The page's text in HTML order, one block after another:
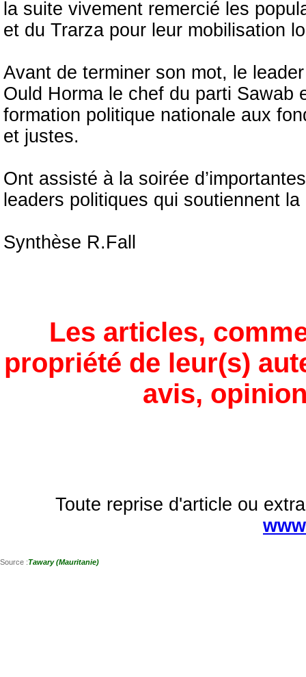
la suite vivement remercié les
et du Trarza pour leur mobilisation
Avant de terminer son mot, le
Ould Horma le chef du parti Sawab
formation politique nationale aux
et justes.
Ont assisté à la soirée
leaders politiques qui soutiennent
Synthèse R.Fall
Les articles,
propriété de leur(s)
avis,
Toute reprise d'article ou
Source :Tawary (Mauritanie)